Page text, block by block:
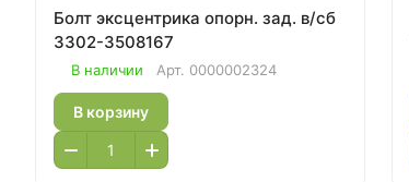
Болт эксцентрика опорн. зад. в/сб
3302-3508167
В наличии Арт. 0000002324
В корзину